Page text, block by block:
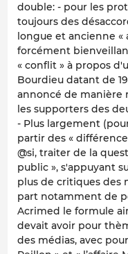
double: - pour les
toujours des
longue et ancienne
forcément
« conflit » à propos
Bourdieu datant de
annoncé de manière
les supporters des
- Plus largement
partir des «
@si, traiter de la
public », s'appuyant
plus de critiques des
part notamment de
Acrimed le formule
devait avoir pour
des médias, avec